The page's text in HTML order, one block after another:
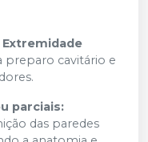
preparo cavitário e
parciais:
das paredes